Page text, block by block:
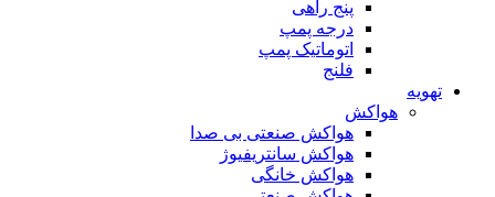
پنج راهی
درجه پمپ
اتوماتیک پمپ
فلنج
تهویه
هواکش
هواکش صنعتی بی صدا
هواکش سانتریفیوژ
هواکش خانگی